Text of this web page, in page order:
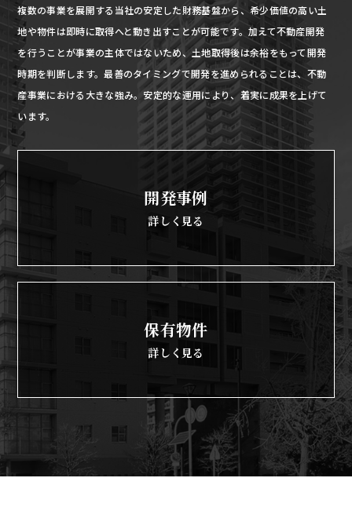
複数の事業を展開する当社の安定した財務基盤から、希少価値の高い土
地や物件は即時に取得へと動き出すことが可能です。加えて不動産開発
を行うことが事業の主体ではないため、土地取得後は余裕をもって開発
時期を判断します。最善のタイミングで開発を進められることは、不動
産事業における大きな強み。安定的な運用により、着実に成果を上げて
います。
開発事例
詳しく見る
保有物件
詳しく見る